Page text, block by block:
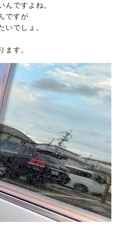
んですよね。
ですが
いでしょ。
ます。